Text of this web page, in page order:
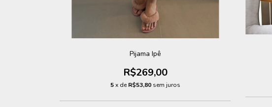
Pijama Ipê
R$269,00
5 x de R$53,80 sem juros